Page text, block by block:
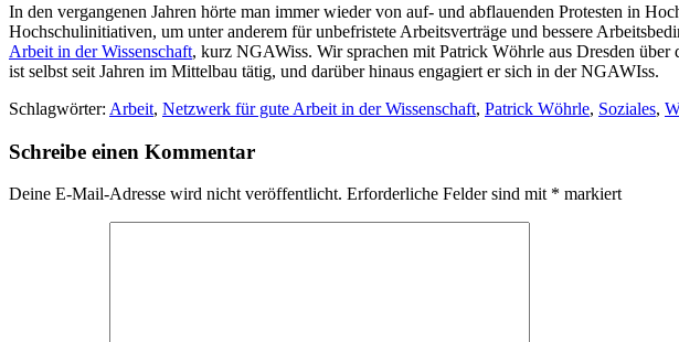
In den vergangenen Jahren hörte man immer wieder von auf- und abflauenden Protesten in
Hochschulinitiativen, um unter anderem für unbefristete Arbeitsverträge und bessere
Arbeit in der Wissenschaft, kurz NGAWiss. Wir sprachen mit Patrick Wöhrle aus Dresden
ist selbst seit Jahren im Mittelbau tätig, und darüber hinaus engagiert er sich in der NGAWIss.
Schlagwörter: Arbeit, Netzwerk für gute Arbeit in der Wissenschaft, Patrick Wöhrle, Soziales,
Schreibe einen Kommentar
Deine E-Mail-Adresse wird nicht veröffentlicht. Erforderliche Felder sind mit * markiert